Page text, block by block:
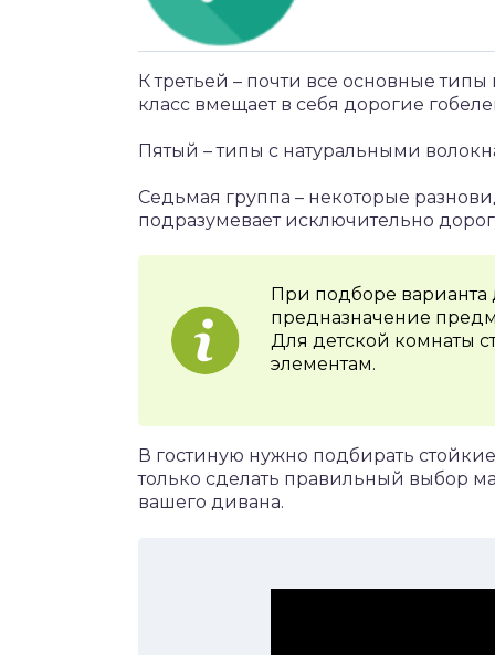
К третьей – почти все основные
класс вмещает в себя дорогие
Пятый – типы с натуральными
Седьмая группа – некоторые
подразумевает исключительно
При подборе
предназначение
Для детской комнаты
элементам.
В гостиную нужно подбирать
только сделать правильный выбор
вашего дивана.